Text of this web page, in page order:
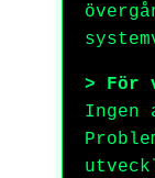
> För
Ingen